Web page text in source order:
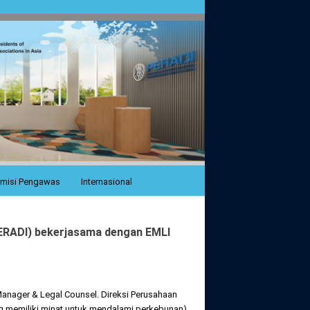
Pengawas Internasional
bekerjasama dengan EMLI
& Legal Counsel. Direksi Perusahaan